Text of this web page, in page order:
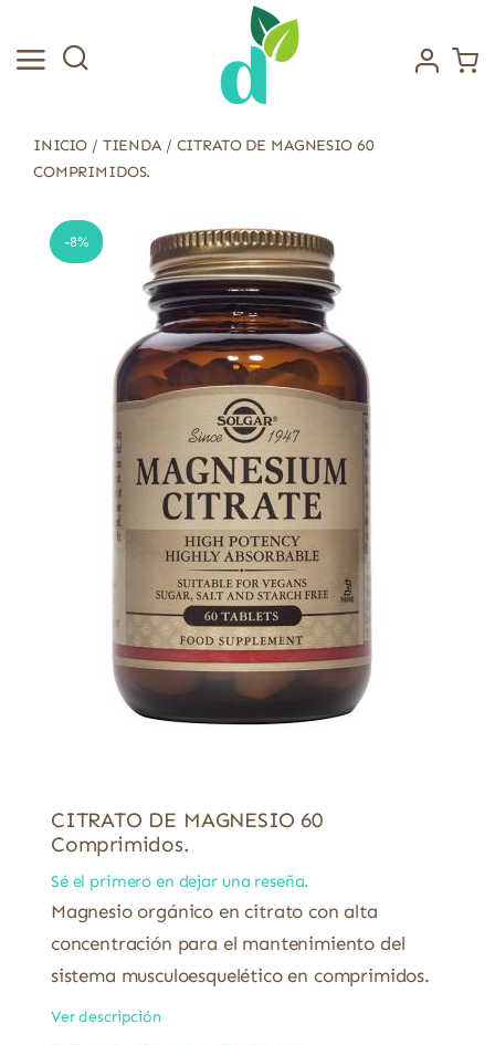
contenido
INICIO / TIENDA/ CITRATO DE MAGNESIO 60
COMPRIMIDOS.
-8%
CITRATO DE MAGNESIO 60
Comprimidos.
Sé el primero en dejar una reseña.
Magnesio orgánico en citrato con alta
concentración para el mantenimiento del
sistema musculoesquelético en comprimidos.
Ver descripción